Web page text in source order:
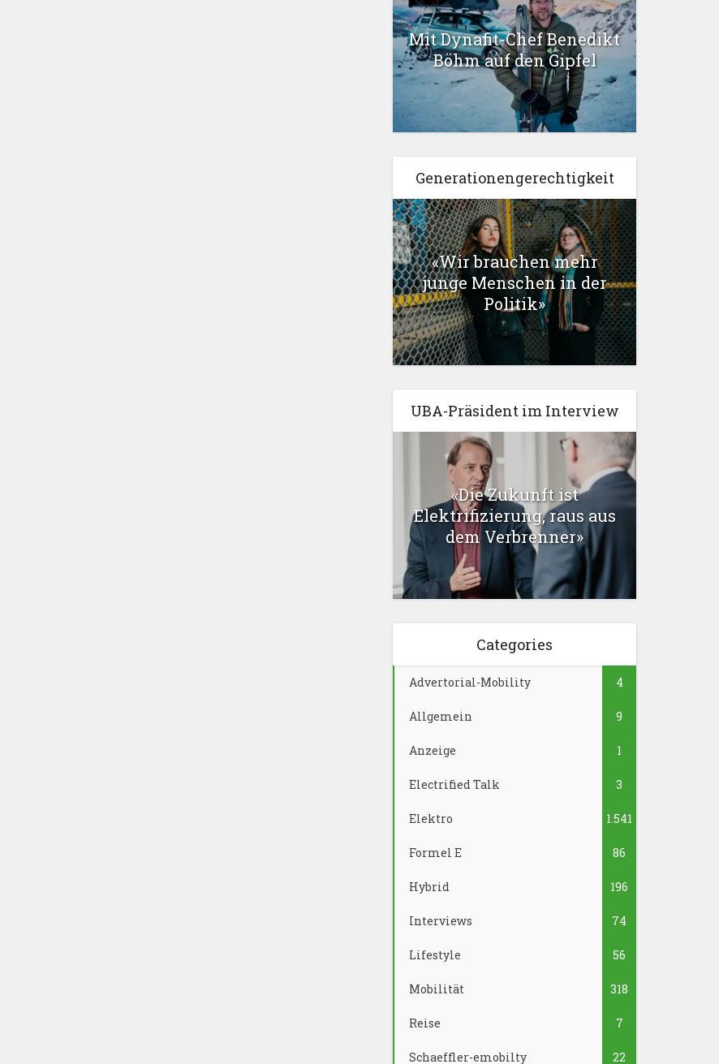
Mit Dynafit-Chef Benedikt
Böhm auf den Gipfel
Generationengerechtigkeit
«Wir brauchen mehr
junge Menschen in der
Politik»
UBA-Präsident im Interview
«Die Zukunft ist
Elektrifizierung, raus aus
dem Verbrenner»
Categories
Advertorial-Mobility 4
Allgemein 9
Anzeige 1
Electrified Talk 3
Elektro 1.541
Formel E 86
Hybrid 196
Interviews 74
Lifestyle 56
Mobilität 318
Reise 7
Schaeffler-emobilty 22